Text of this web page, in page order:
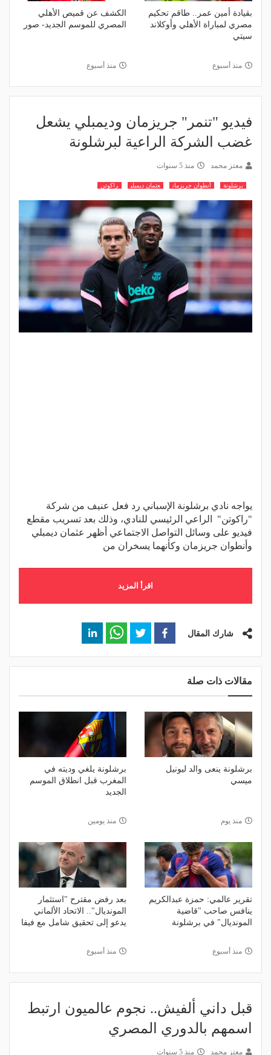
بقيادة أمين عمر.. طاقم تحكيم
مصري لمباراة الأهلي وأوكلاند
سيتي
منذ أسبوع
الكشف عن قميص الأهلي
المصري للموسم الجديد- صور
منذ أسبوع
فيديو "تنمر" جريزمان وديمبلي يشعل
غضب الشركة الراعية لبرشلونة
معتز محمد منذ 5 سنوات
برشلونة أنطوان جريزمان عثمان ديمبلي راكوتن
يواجه نادي برشلونة الإسباني رد فعل عنيف من شركة
"راكوتن" الراعي الرئيسي للنادي، وذلك بعد تسريب مقطع
فيديو على وسائل التواصل الاجتماعي أظهر عثمان ديمبلي
وأنطوان جريزمان وكأنهما يسخران من
اقرأ المزيد
شارك المقال
مقالات ذات صلة
برشلونة ينعى والد ليونيل
ميسي
منذ يوم
برشلونة يلغي وديته في
المغرب قبل انطلاق الموسم
الجديد
منذ يومين
تقرير عالمي: حمزة عبدالكريم
ينافس صاحب "قاضية
المونديال" في برشلونة
منذ أسبوع
بعد رفض مقترح "استثمار
المونديال".. الاتحاد الألماني
يدعو إلى تحقيق شامل مع فيفا
منذ أسبوع
قبل داني ألفيش.. نجوم عالميون ارتبط
اسمهم بالدوري المصري
معتز محمد منذ 5 سنوات